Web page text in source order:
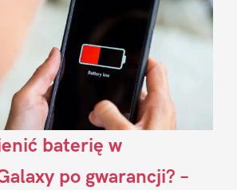
baterię w
po gwarancji? –